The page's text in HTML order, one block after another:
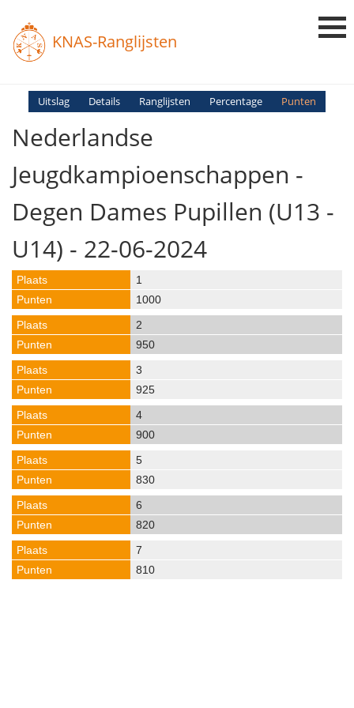
KNAS-Ranglijsten
Login
Uitslag Details Ranglijsten Percentage Punten
Nederlandse
Jeugdkampioenschappen -
Degen Dames Pupillen (U13 -
U14) - 22-06-2024
1
1000
2
950
3
925
4
900
5
830
6
820
7
810